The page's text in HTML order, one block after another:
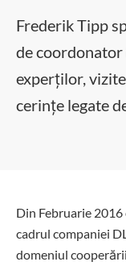
Frederik Tipp
de
experților,
cerințe legate
Din Februarie
cadrul companiei
domeniul